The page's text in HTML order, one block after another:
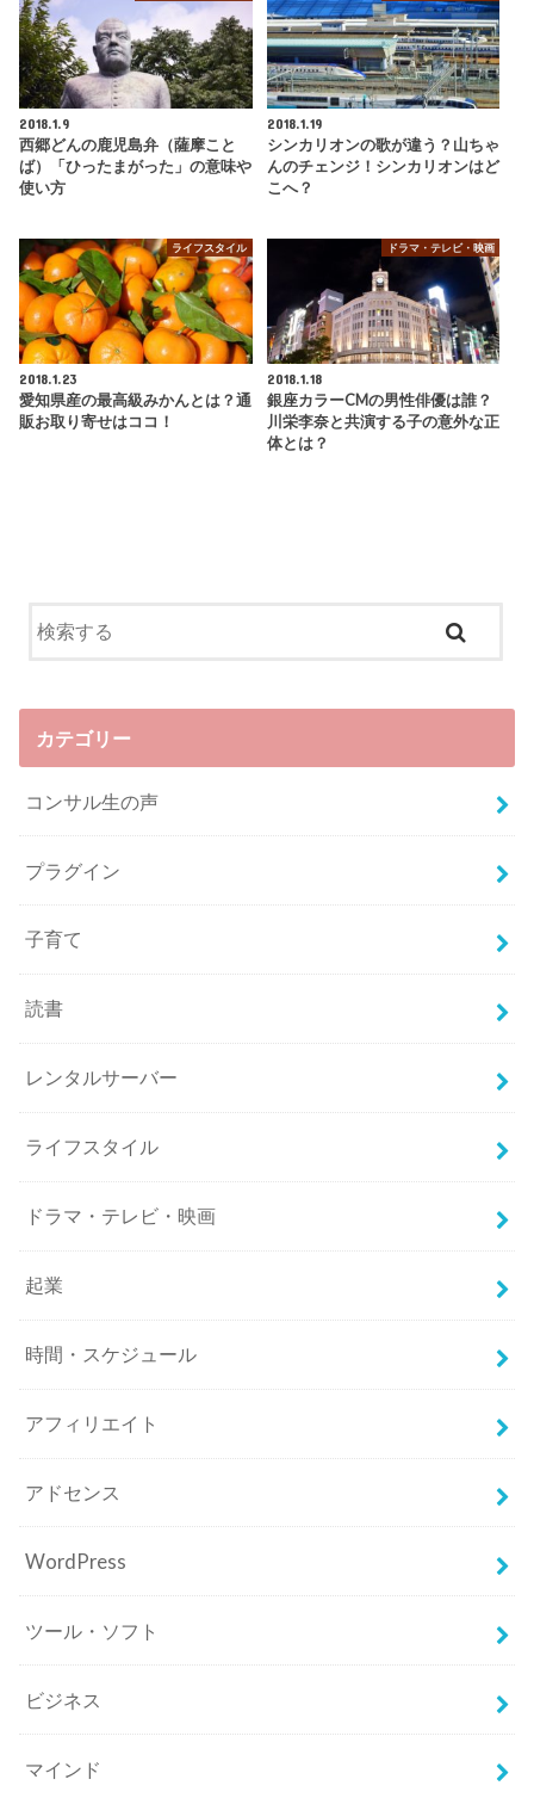
2018.1.9
西郷どんの鹿児島弁（薩摩こと
ば）「ひったまがった」の意味や
使い方
2018.1.19
シンカリオンの歌が違う？山ちゃ
んのチェンジ！シンカリオンはど
こへ？
ライフスタイル
2018.1.23
愛知県産の最高級みかんとは？通
販お取り寄せはココ！
ドラマ・テレビ・映画
2018.1.18
銀座カラーCMの男性俳優は誰？
川栄李奈と共演する子の意外な正
体とは？
カテゴリー
コンサル生の声
プラグイン
子育て
読書
レンタルサーバー
ライフスタイル
ドラマ・テレビ・映画
起業
時間・スケジュール
アフィリエイト
アドセンス
WordPress
ツール・ソフト
ビジネス
マインド